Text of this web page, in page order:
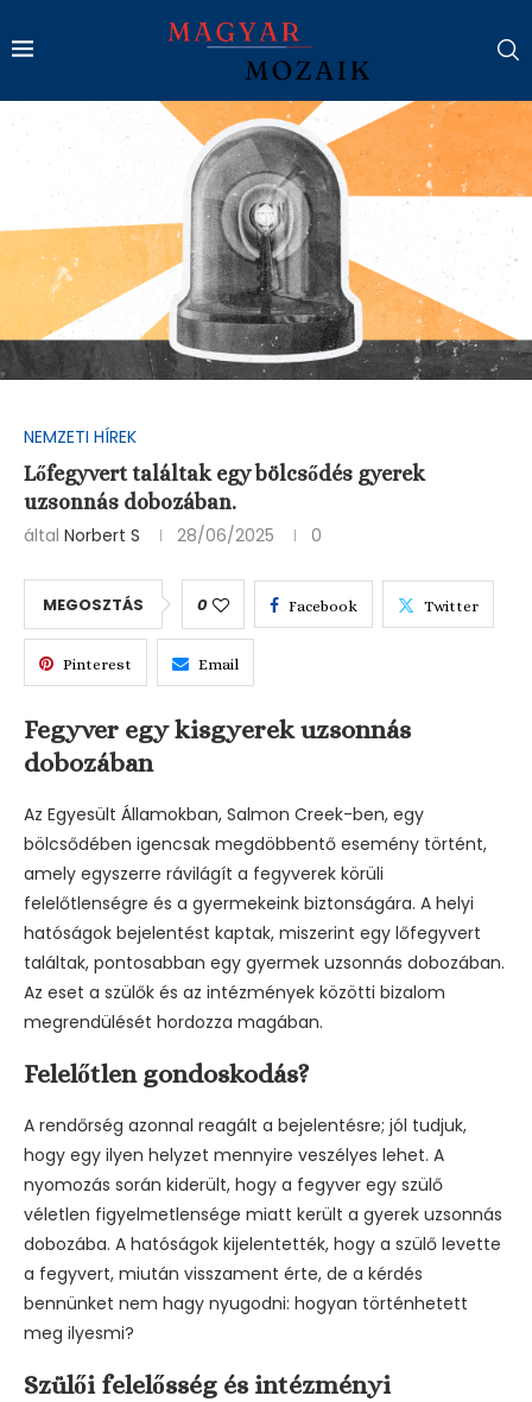
NEMZETI HÍREK
Lőfegyvert találtak egy bölcsődés gyerek
uzsonnás dobozában.
által Norbert S 28/06/2025 0
MEGOSZTÁS 0 Facebook Twitter
Pinterest Email
Fegyver egy kisgyerek uzsonnás
dobozában
Az Egyesült Államokban, Salmon Creek-ben, egy
bölcsődében igencsak megdöbbentő esemény történt,
amely egyszerre rávilágít a fegyverek körüli
felelőtlenségre és a gyermekeink biztonságára. A helyi
hatóságok bejelentést kaptak, miszerint egy lőfegyvert
találtak, pontosabban egy gyermek uzsonnás dobozában.
Az eset a szülők és az intézmények közötti bizalom
megrendülését hordozza magában.
Felelőtlen gondoskodás?
A rendőrség azonnal reagált a bejelentésre; jól tudjuk,
hogy egy ilyen helyzet mennyire veszélyes lehet. A
nyomozás során kiderült, hogy a fegyver egy szülő
véletlen figyelmetlensége miatt került a gyerek uzsonnás
dobozába. A hatóságok kijelentették, hogy a szülő levette
a fegyvert, miután visszament érte, de a kérdés
bennünket nem hagy nyugodni: hogyan történhetett
meg ilyesmi?
Szülői felelősség és intézményi